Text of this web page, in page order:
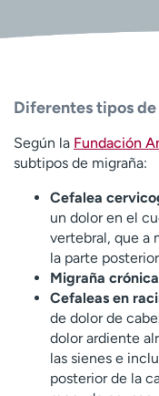
Diferentes tipos
Según la Fundación
subtipos de migraña:
Cefalea
un dolor en el
vertebral, que a
la parte
Migraña
Cefaleas en
de dolor de
dolor ardiente
las sienes e
posterior de la